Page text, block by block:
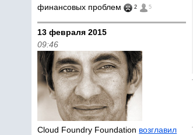
финансовых проблем
2 5
13 февраля 2015
09:46
Cloud Foundry Foundation возглавил